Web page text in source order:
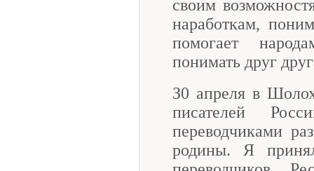
своим
наработкам,
помогает
понимать друг
З0 апреля в
писателей
переводчиками
родины. Я